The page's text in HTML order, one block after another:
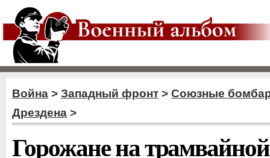
Война > Западный фронт > Союзные
Дрездена >
Горожане на